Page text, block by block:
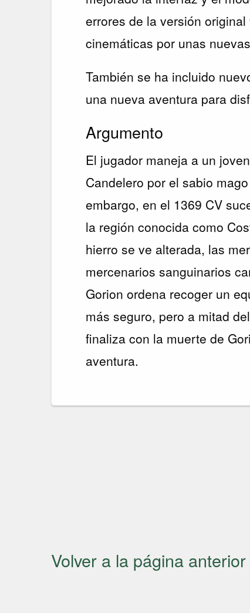
errores de la versión
cinemáticas por unas
También se ha incluido
una nueva aventura para
Argumento
El jugador maneja a un
Candelero por el sabio
embargo, en el 1369 CV
la región conocida como
hierro se ve alterada, las
mercenarios sanguinarios
Gorion ordena recoger un
más seguro, pero a mitad
finaliza con la muerte de
aventura.
Volver a la página anterior